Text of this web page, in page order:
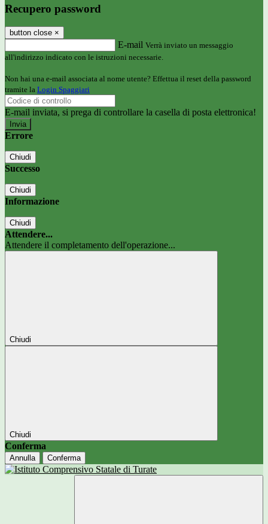
Recupero password
button close ×
E-mail Verrà inviato un messaggio
all'indirizzo indicato con le istruzioni necessarie.
Non hai una e-mail associata al nome utente? Effettua il reset della password
tramite la Login Spaggiari
E-mail inviata, si prega di controllare la casella di posta elettronica!
Errore
Chiudi
Successo
Chiudi
Informazione
Chiudi
Attendere...
Attendere il completamento dell'operazione...
Chiudi
Chiudi
Conferma
Annulla Conferma